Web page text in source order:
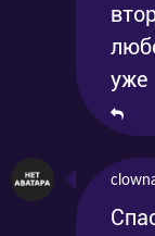
уже